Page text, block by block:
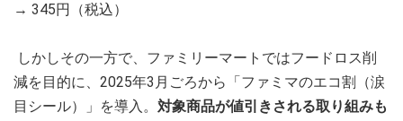
→ 345円（税込）
しかしその一方で、ファミリーマートではフードロス削
減を目的に、2025年3月ごろから「ファミマのエコ割（涙
目シール）」を導入。 対象商品が値引きされる取り組みも